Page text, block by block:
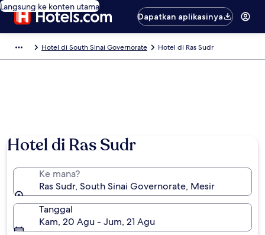
Langsung ke konten utama
Dapatkan aplikasinya
Hotel di South Sinai Governorate Hotel di Ras Sudr
Hotel di Ras Sudr
Ke mana?
Ras Sudr, South Sinai Governorate, Mesir
Tanggal
Kam, 20 Agu - Jum, 21 Agu